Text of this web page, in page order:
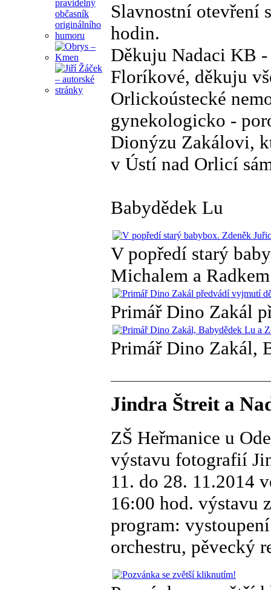
Slavnostní otevření
hodin.
Děkuju Nadaci KB
Floríkové, děkuju
Orlickoústecké
gynekologicko -
Dionýzu Zakálovi,
v Ústí nad Orlicí
Babydědek Lu
V popředí starý
Michalem a
Primář Dino Zakál
Primář Dino Zakál,
Jindra Štreit a
ZŠ Heřmanice u
výstavu fotografií
11. do 28. 11.2014
16:00 hod. výstavu
program:
orchestru, pěvecký